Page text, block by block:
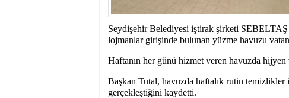
- SEYDİŞEHİR
BAŞAKŞEHİR ‘DEN DAVET
Seydişehir Belediyesi iştirak şirketi
lojmanlar girişinde bulunan yüzme havuzu
Haftanın her günü hizmet veren havuzda
Başkan Tutal, havuzda haftalık rutin
gerçekleştiğini kaydetti.